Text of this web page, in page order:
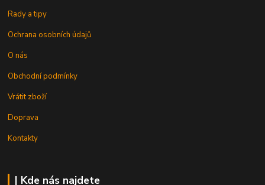
Rady a tipy
Ochrana osobních údajů
O nás
Obchodní podmínky
Vrátit zboží
Doprava
Kontakty
| Kde nás najdete